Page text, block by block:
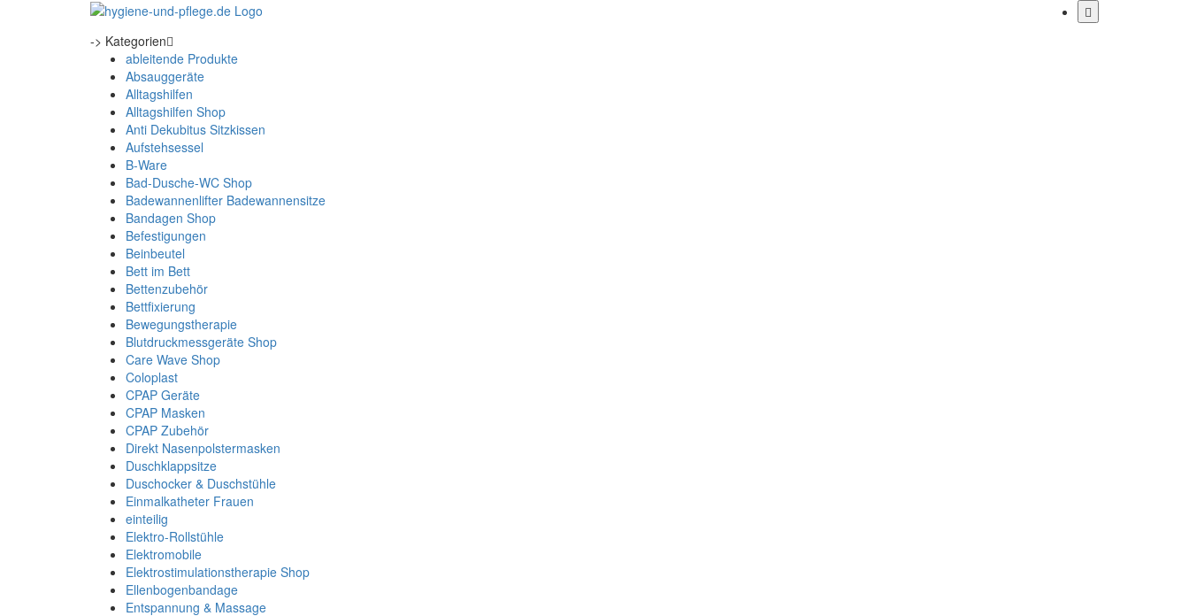
-> Kategorien
ableitende Produkte
Absauggeräte
Alltagshilfen
Alltagshilfen Shop
Anti Dekubitus Sitzkissen
Aufstehsessel
B-Ware
Bad-Dusche-WC Shop
Badewannenlifter Badewannensitze
Bandagen Shop
Befestigungen
Beinbeutel
Bett im Bett
Bettenzubehör
Bettfixierung
Bewegungstherapie
Blutdruckmessgeräte Shop
Care Wave Shop
Coloplast
CPAP Geräte
CPAP Masken
CPAP Zubehör
Direkt Nasenpolstermasken
Duschklappsitze
Duschocker & Duschstühle
Einmalkatheter Frauen
einteilig
Elektro-Rollstühle
Elektromobile
Elektrostimulationstherapie Shop
Ellenbogenbandage
Entspannung & Massage